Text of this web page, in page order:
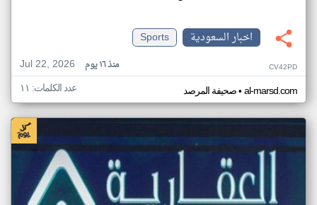
اخبار السعودية
Sports
Jul 22, 2026
منذ ١٦ يوم CV42PD
صحيفة المرصد• al-marsd.com عدد الكلمات: ١١